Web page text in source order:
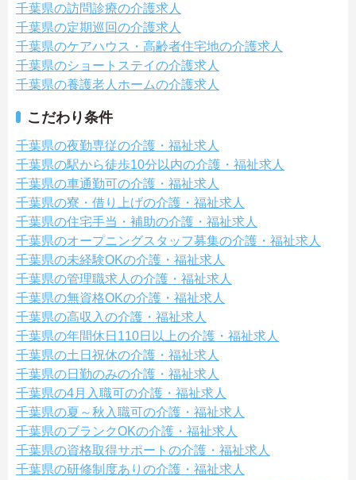
千葉県の訪問診療の介護求人
千葉県の定期巡回の介護求人
千葉県のケアハウス・高齢者住宅地の介護求人
千葉県のショートステイの介護求人
千葉県の養護老人ホームの介護求人
こだわり条件
千葉県の夜勤専従の介護・福祉求人
千葉県の駅から徒歩10分以内の介護・福祉求人
千葉県の車通勤可の介護・福祉求人
千葉県の寮・借り上げの介護・福祉求人
千葉県の住宅手当・補助の介護・福祉求人
千葉県のオープニングスタッフ募集の介護・福祉求人
千葉県の未経験OKの介護・福祉求人
千葉県の管理職求人の介護・福祉求人
千葉県の無資格OKの介護・福祉求人
千葉県の高収入の介護・福祉求人
千葉県の年間休日110日以上の介護・福祉求人
千葉県の土日祝休の介護・福祉求人
千葉県の日勤のみの介護・福祉求人
千葉県の4月入職可の介護・福祉求人
千葉県の夏～秋入職可の介護・福祉求人
千葉県のブランクOKの介護・福祉求人
千葉県の資格取得サポートの介護・福祉求人
千葉県の研修制度ありの介護・福祉求人